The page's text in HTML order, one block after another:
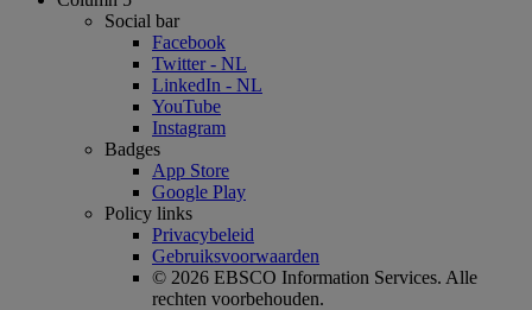
Social bar
Facebook
Twitter - NL
LinkedIn - NL
YouTube
Instagram
Badges
App Store
Google Play
Policy links
Privacybeleid
Gebruiksvoorwaarden
© 2026 EBSCO Information Services. Alle
rechten voorbehouden.